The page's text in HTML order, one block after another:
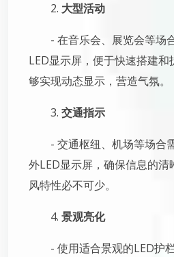
2. 大型活动
- 在音乐会、展览会等场
LED显示屏，便于快速搭建
够实现动态显示，营造气氛。
3. 交通指示
- 交通枢纽、机场等场合
外LED显示屏，确保信息的
风特性必不可少。
4. 景观亮化
- 使用适合景观的LED护